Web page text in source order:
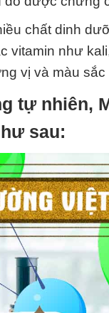
chất dinh
vitamin như
vị và màu sắc
tự nhiên,
sau: